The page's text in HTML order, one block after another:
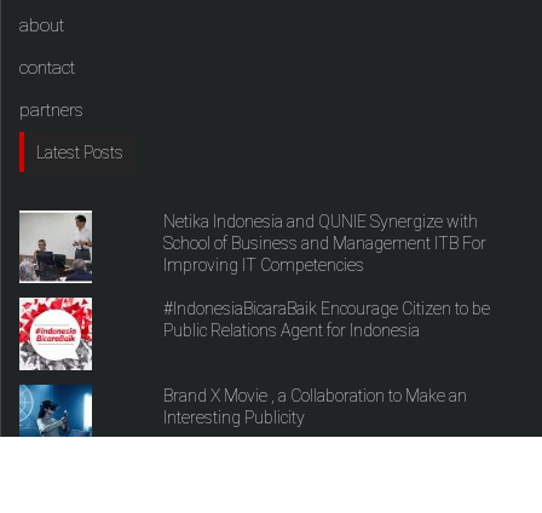
about
contact
partners
Latest Posts
Netika Indonesia and QUNIE Synergize with
School of Business and Management ITB For
Improving IT Competencies
#IndonesiaBicaraBaik Encourage Citizen to be
Public Relations Agent for Indonesia
Brand X Movie , a Collaboration to Make an
Interesting Publicity